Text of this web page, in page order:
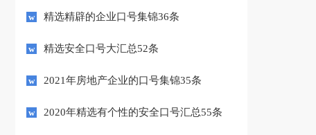
精选精辟的企业口号集锦36条
精选安全口号大汇总52条
2021年房地产企业的口号集锦35条
2020年精选有个性的安全口号汇总55条